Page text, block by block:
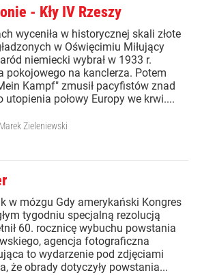
- Kły IV Rzeszy
wyceniła w historycznej skali złote
w Oświęcimiu Miłujący
niemiecki wybrał w 1933 r.
pokojowego na kanclerza. Potem
Kampf" zmusił pacyfistów znad
utopienia połowy Europy we krwi....
Marek Zieleniewski
w mózgu Gdy amerykański Kongres
tygodniu specjalną rezolucją
60. rocznicę wybuchu powstania
agencja fotograficzna
to wydarzenie pod zdjęciami
że obrady dotyczyły powstania...